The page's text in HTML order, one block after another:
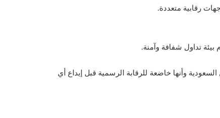
رقابية متعددة.
تداول شفافة وآمنة.
وأنها خاضعة للرقابة الرسمية قبل إيداع أي